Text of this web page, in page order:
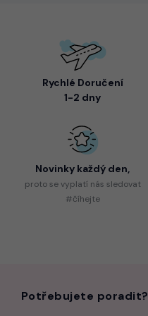
Rychlé Doručení
1-2 dny
Novinky každý den,
protose vyplatí nás sledovat
#číhejte
Potřebujete poradit?